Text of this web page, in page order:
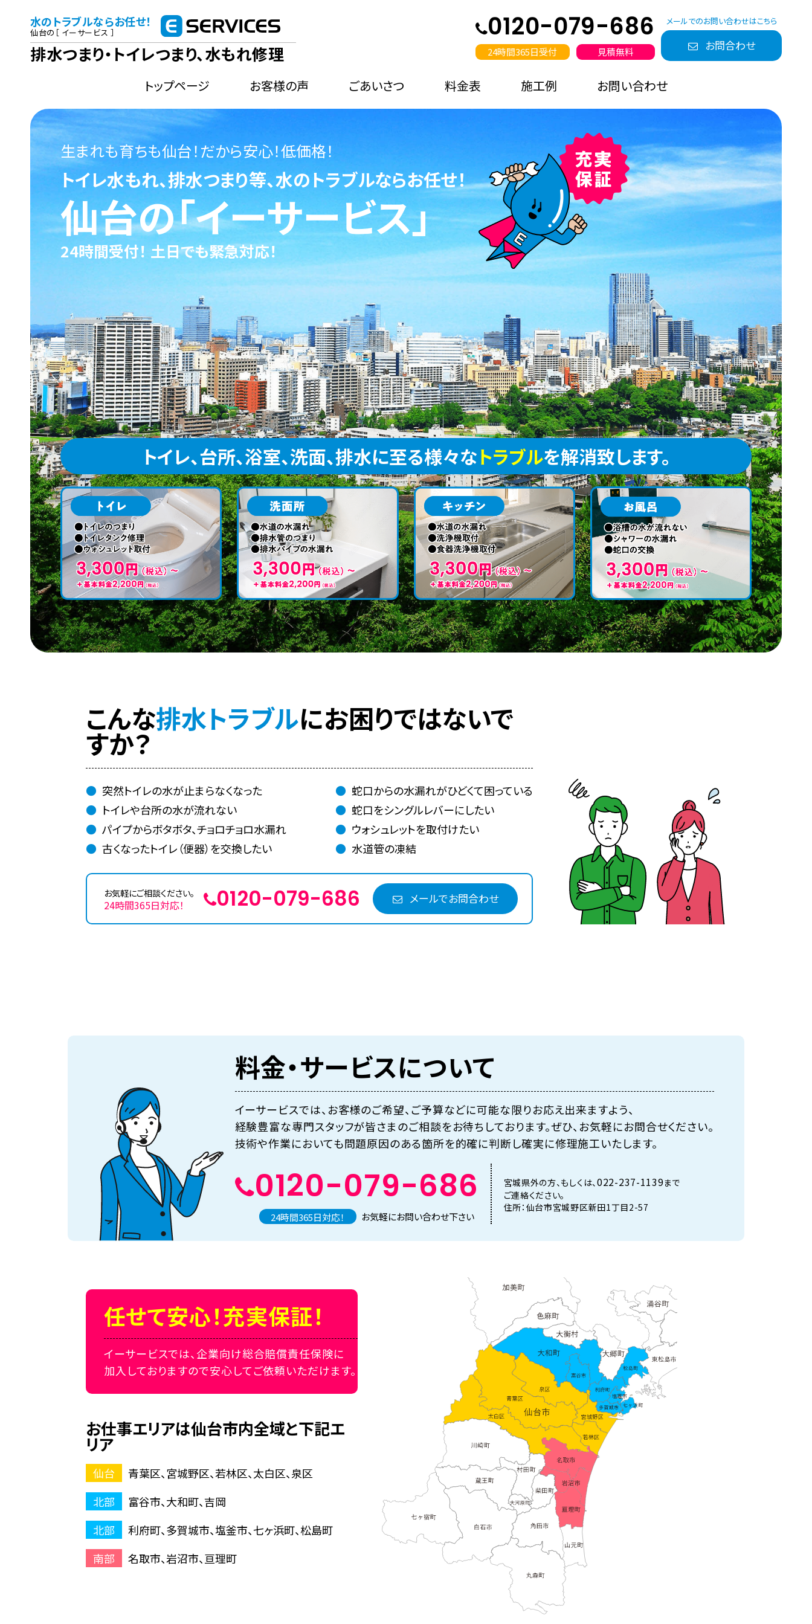
水のトラブルならお任せ！
仙台の［ イーサービス ］
排水つまり・トイレつまり、水もれ修理
0120-079-686
24時間365日受付 見積無料
メールでのお問い合わせはこちら
お問合わせ
トップページ お客様の声 ごあいさつ 料金表 施工例 お問い合わせ
生まれも育ちも仙台！だから安心！低価格！
トイレ水もれ、排水つまり等、水のトラブルならお任せ！
仙台の「イーサービス」
24時間受付！ 土日でも緊急対応！
トイレ、台所、浴室、洗面、排水に至る様々なトラブルを解消致します。
こんな排水トラブルにお困りではないで
すか？
突然トイレの水が止まらなくなった
トイレや台所の水が流れない
パイプからボタボタ、チョロチョロ水漏れ
古くなったトイレ（便器）を交換したい
蛇口からの水漏れがひどくて困っている
蛇口をシングルレバーにしたい
ウォシュレットを取付けたい
水道管の凍結
お気軽にご相談ください。
24時間365日対応！ 0120-079-686 メールでお問合わせ
料金・サービスについて
イーサービスでは、お客様のご希望、ご予算などに可能な限りお応え出来ますよう、
経験豊富な専門スタッフが皆さまのご相談をお待ちしております。ぜひ、お気軽にお問合せください。
技術や作業においても問題原因のある箇所を的確に判断し確実に修理施工いたします。
0120-079-686
24時間365日対応！ お気軽にお問い合わせ下さい
宮城県外の方、もしくは、022-237-1139まで
ご連絡ください。
住所：仙台市宮城野区新田1丁目2-57
任せて安心！充実保証！
イーサービスでは、企業向け総合賠償責任保険に
加入しておりますので安心してご依頼いただけます。
お仕事エリアは仙台市内全域と下記エ
リア
仙台
青葉区、宮城野区、若林区、太白区、泉区
北部
富谷市、大和町、吉岡
北部
利府町、多賀城市、塩釜市、七ヶ浜町、松島町
南部
名取市、岩沼市、亘理町